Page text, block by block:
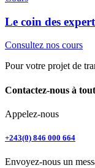
Le coin des
Consultez nos cours
Pour votre projet de
Contactez-nous à
Appelez-nous
+243(0) 846 000 664
Envoyez-nous un